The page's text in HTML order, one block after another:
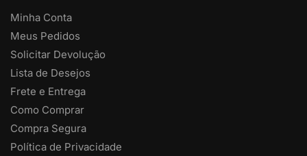
Minha Conta
Meus Pedidos
Solicitar Devolução
Lista de Desejos
Frete e Entrega
Como Comprar
Compra Segura
Política de Privacidade